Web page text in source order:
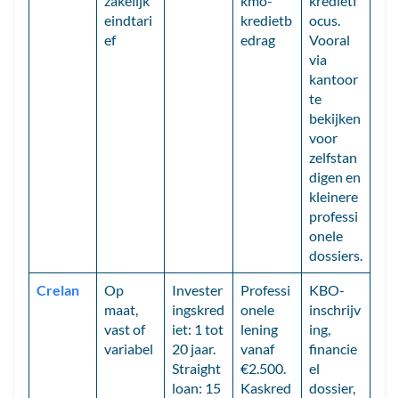
eindtari
ef
kredietb
edrag
ocus.
Vooral
via
kantoor
te
bekijken
voor
zelfstan
digen en
kleinere
professi
onele
dossiers.
Crelan
Op
maat,
vast of
variabel
Invester
ingskred
iet: 1 tot
20 jaar.
Straight
loan: 15
Professi
onele
lening
vanaf
€2.500.
Kaskred
KBO-
inschrijv
ing,
financie
el
dossier,